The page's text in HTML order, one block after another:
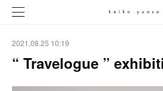
2021.08.25 10:19
“ Travelogue ”